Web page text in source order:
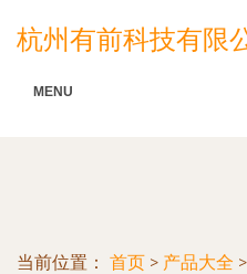
杭州有前科技有限
MENU
当前位置： 首页 > 产品大全 >